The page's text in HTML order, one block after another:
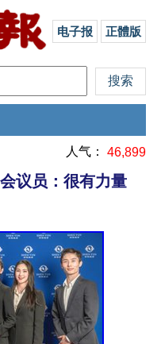
电子报 正體版
人气： 46,899
议员：很有力量